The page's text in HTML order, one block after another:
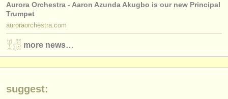
Aurora Orchestra - Aaron Azunda Akugbo is our new Principal
Trumpet
auroraorchestra.com
more news…
suggest: